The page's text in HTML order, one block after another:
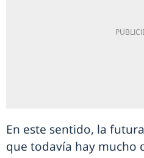
En este sentido, la
que todavía hay mucho